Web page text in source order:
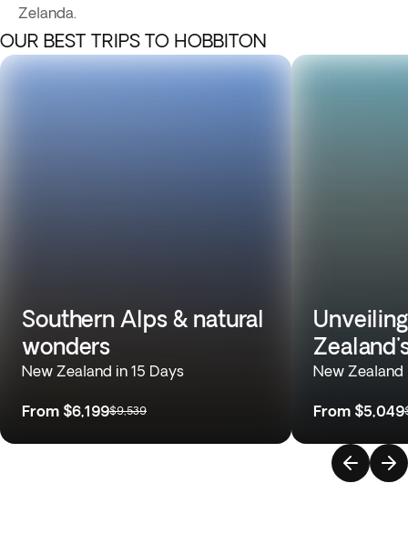
Zelanda.
OUR BEST TRIPS TO HOBBITON
Southern Alps & natural
wonders
New Zealand in 15 Days
From $6,199$9,539
New Zealand
From $5,049